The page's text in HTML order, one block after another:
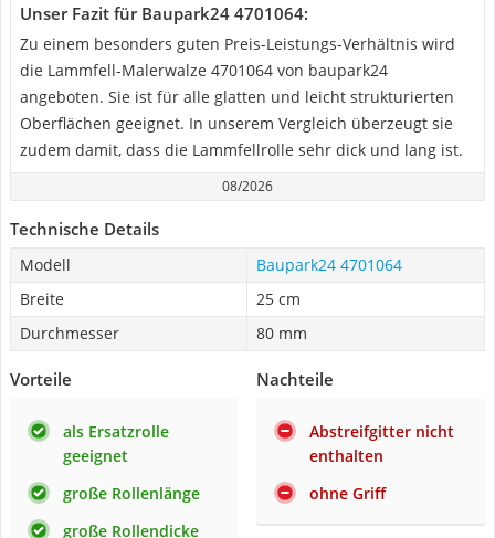
Unser Fazit für Baupark24 4701064:
Zu einem besonders guten Preis-Leistungs-Verhältnis wird
die Lammfell-Malerwalze 4701064 von baupark24
angeboten. Sie ist für alle glatten und leicht strukturierten
Oberflächen geeignet. In unserem Vergleich überzeugt sie
zudem damit, dass die Lammfellrolle sehr dick und lang ist.
08/2026
Technische Details
Modell
Baupark24 4701064
Breite
25 cm
Durchmesser
80 mm
Vorteile
als Ersatzrolle
geeignet
große Rollenlänge
große Rollendicke
Nachteile
Abstreifgitter nicht
enthalten
ohne Griff